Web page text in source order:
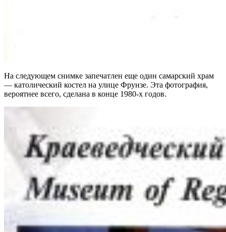
На следующем снимке запечатлен еще один самарский храм
— католический костел на улице Фрунзе. Эта фотография,
вероятнее всего, сделана в конце 1980-х годов.